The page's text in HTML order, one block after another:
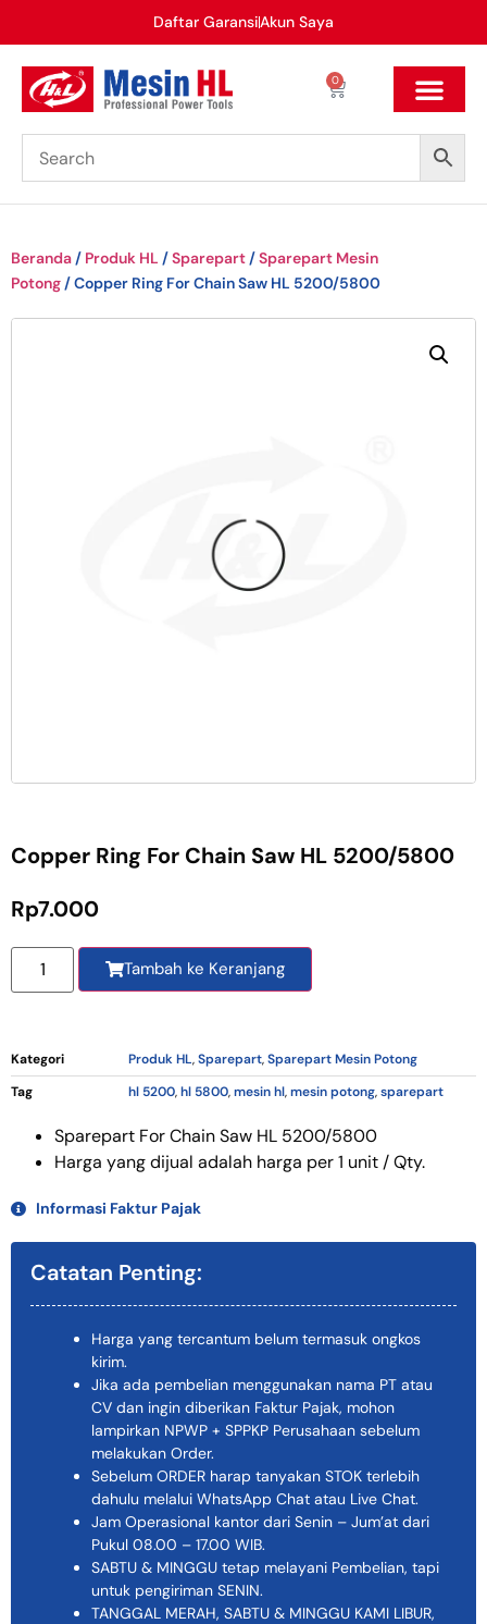
Daftar GaransiAkun Saya
0
Beranda / Produk HL /Sparepart /Sparepart Mesin
Potong / Copper Ring For Chain Saw HL 5200/5800
Copper Ring For Chain Saw HL 5200/5800
Rp7.000
Tambah ke Keranjang
Kategori Produk HL,Sparepart,Sparepart Mesin Potong
Tag
hl 5200,hl 5800,mesin hl,mesin potong,sparepart
Sparepart For Chain Saw HL 5200/5800
Harga yang dijual adalah harga per 1 unit / Qty.
Informasi Faktur Pajak
Catatan Penting:
Harga yang tercantum belum termasuk ongkos
kirim.
Jika ada pembelian menggunakan nama PT atau
CV dan ingin diberikan Faktur Pajak, mohon
lampirkan NPWP + SPPKP Perusahaan sebelum
melakukan Order.
Sebelum ORDER harap tanyakan STOK terlebih
dahulu melalui WhatsApp Chat atau Live Chat.
Jam Operasional kantor dari Senin – Jum’at dari
Pukul 08.00 – 17.00 WIB.
SABTU & MINGGU tetap melayani Pembelian, tapi
untuk pengiriman SENIN.
TANGGAL MERAH, SABTU & MINGGU KAMI LIBUR,